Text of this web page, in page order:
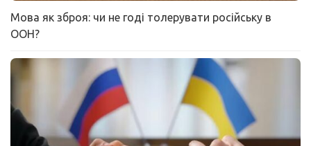
Мова як зброя: чи не годі толерувати російську в
ООН?